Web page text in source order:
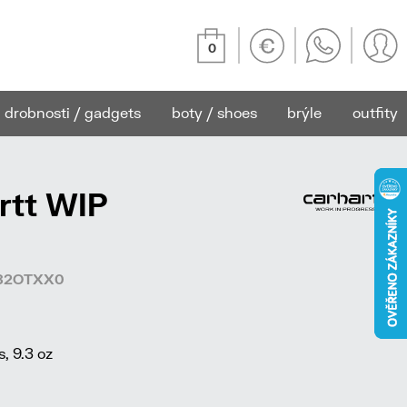
0
drobnosti / gadgets boty / shoes brýle outfity
WIP
9.3 oz